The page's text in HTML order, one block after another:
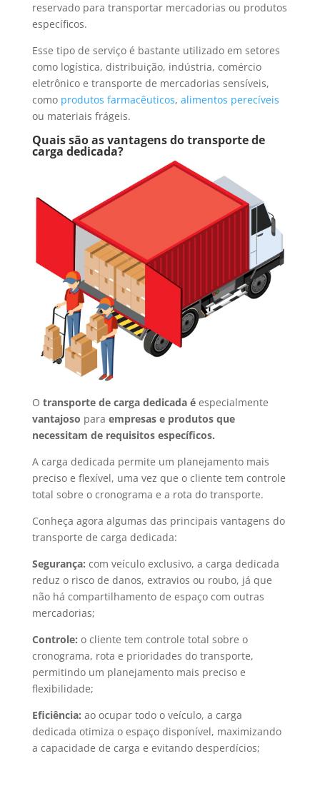
reservado para transportar mercadorias ou produtos
específicos.
Esse tipo de serviço é bastante utilizado em setores
como logística, distribuição, indústria, comércio
eletrônico e transporte de mercadorias sensíveis,
como produtos farmacêuticos, alimentos perecíveis
ou materiais frágeis.
Quais são as vantagens do transporte de
carga dedicada?
O transporte de carga dedicada éespecialmente
vantajoso para empresas e produtos que
necessitam de requisitos específicos.
A carga dedicada permite um planejamento mais
preciso e flexível, uma vez que o cliente tem controle
total sobre o cronograma e a rota do transporte.
Conheça agora algumas das principais vantagens do
transporte de carga dedicada:
Segurança: com veículo exclusivo, a carga dedicada
reduz o risco de danos, extravios ou roubo, já que
não há compartilhamento de espaço com outras
mercadorias;
Controle: o cliente tem controle total sobre o
cronograma, rota e prioridades do transporte,
permitindo um planejamento mais preciso e
flexibilidade;
Eficiência: ao ocupar todo o veículo, a carga
dedicada otimiza o espaço disponível, maximizando
a capacidade de carga e evitando desperdícios;